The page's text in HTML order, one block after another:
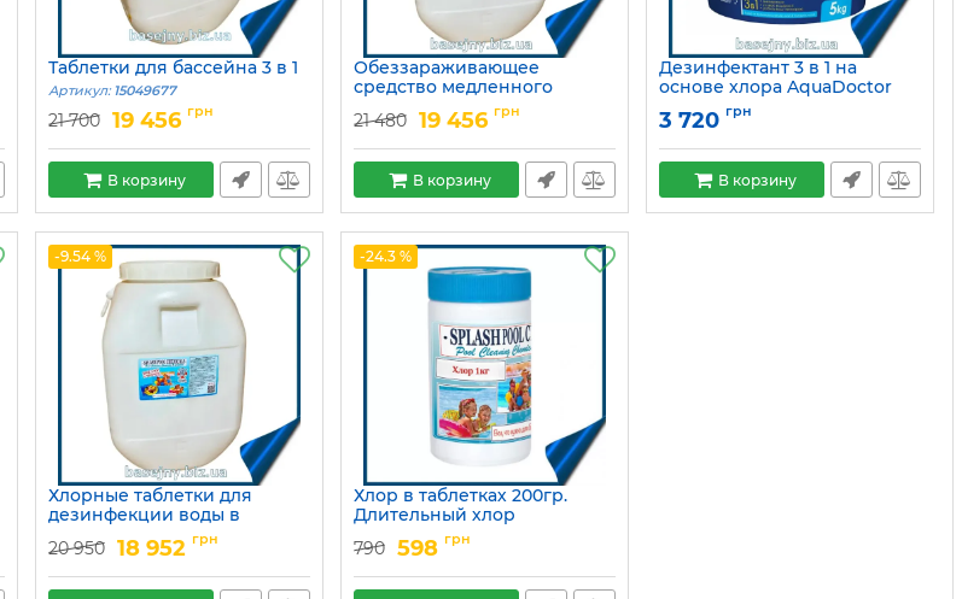
Таблетки для бассейна 3 в 1
Артикул: 15049677
21 700 19 456 грн
В корзину
Обеззараживающее
средство медленного
действия в таблетках
Артикул: 15049680
21 480 19 456 грн
В корзину
Дезинфектант 3 в 1 на
основе хлора AquaDoctor
Артикул:
3 720 грн
В корзину
-9.54 %
Хлорные таблетки для
дезинфекции воды в
Артикул: 15049689
20 950 18 952 грн
-24.3 %
Хлор в таблетках 200гр.
Длительный хлор
Артикул: 15049685
790 598 грн